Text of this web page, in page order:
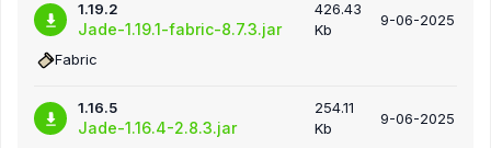
1.19.2
Jade-1.19.1-fabric-8.7.3.jar
Fabric
426.43
Kb
9-06-2025
1.16.5
Jade-1.16.4-2.8.3.jar
254.11
Kb
9-06-2025